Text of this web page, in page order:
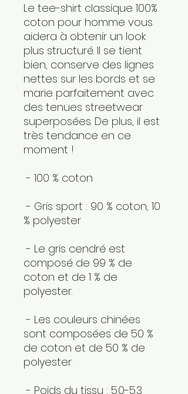
Le tee-shirt classique 100%
coton pour homme vous
aidera à obtenir un look
plus structuré. Il se tient
bien, conserve des lignes
nettes sur les bords et se
marie parfaitement avec
des tenues streetwear
superposées. De plus, il est
très tendance en ce
moment !
- 100 % coton
- Gris sport : 90 % coton, 10
% polyester
- Le gris cendré est
composé de 99 % de
coton et de 1 % de
polyester.
- Les couleurs chinées
sont composées de 50 %
de coton et de 50 % de
polyester.
- Poids du tissu : 5.0-5.3